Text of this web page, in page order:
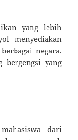
yang lebih
menyediakan
negara.
bergengsi yang
dari